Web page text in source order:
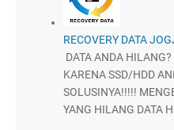
RECOVERY DATA
DATA ANDA
KARENA SSD/HDD
SOLUSINYA!!!!!
YANG HILANG DATA